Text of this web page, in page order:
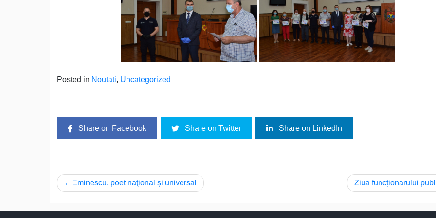
Posted in Noutati, Uncategorized
Share on Facebook Share on Twitter Share on LinkedIn
Navigare
Eminescu, poet naţional şi universal Ziua funcționarului